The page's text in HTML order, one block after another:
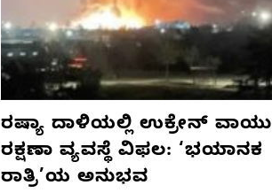
ರಷ್ಯಾ ದಾಳಿಯಲ್ಲಿ ಉಕ್ರೇನ್ ವಾಯು
ರಕ್ಷಣಾ ವ್ಯವಸ್ಥೆ ವಿಫಲ: ‘ಭಯಾನಕ
ರಾತ್ರಿ’ಯ ಅನುಭವ